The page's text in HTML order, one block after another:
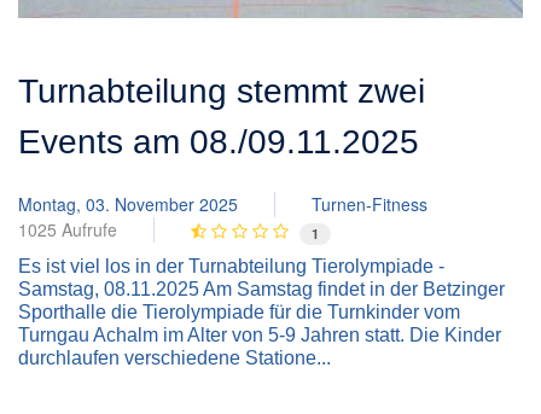
Turnabteilung stemmt zwei
Events am 08./09.11.2025
Montag, 03. November 2025
Turnen-Fitness
1025 Aufrufe
1
Es ist viel los in der Turnabteilung Tierolympiade -
Samstag, 08.11.2025 Am Samstag findet in der Betzinger
Sporthalle die Tierolympiade für die Turnkinder vom
Turngau Achalm im Alter von 5-9 Jahren statt. Die Kinder
durchlaufen verschiedene Statione...